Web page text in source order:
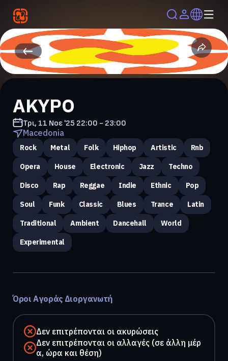
ΑΚΥΡΟ
Τρι, 11 Νοε '25 22:00 - 23:00
Macedonia
Rock Metal Folk Hiphop Artistic Rnb
Opera House Electronic Jazz Techno
Disco Rap Reggae Indie Ethnic Pop
Soul Funk Classic Blues Trance Latin
Traditional Ambient Dancehall World
Experimental
Όροι Αγοράς Διοργανωτή
Δεν επιτρέπονται οι ακυρώσεις
Δεν επιτρέπονται οι αλλαγές (σε άλλη μέρ
α, ώρα και θέση)